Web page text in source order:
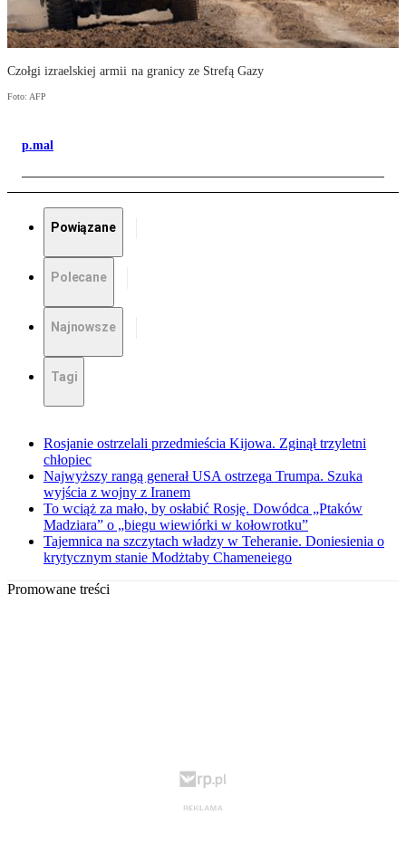
Czołgi izraelskiej armii na granicy ze Strefą Gazy
Foto: AFP
p.mal
Powiązane
Polecane
Najnowsze
Tagi
Rosjanie ostrzelali przedmieścia Kijowa. Zginął trzyletni
chłopiec
Najwyższy rangą generał USA ostrzega Trumpa. Szuka
wyjścia z wojny z Iranem
To wciąż za mało, by osłabić Rosję. Dowódca „Ptaków
Madziara” o „biegu wiewiórki w kołowrotku”
Tajemnica na szczytach władzy w Teheranie. Doniesienia o
krytycznym stanie Modżtaby Chameneiego
Promowane treści